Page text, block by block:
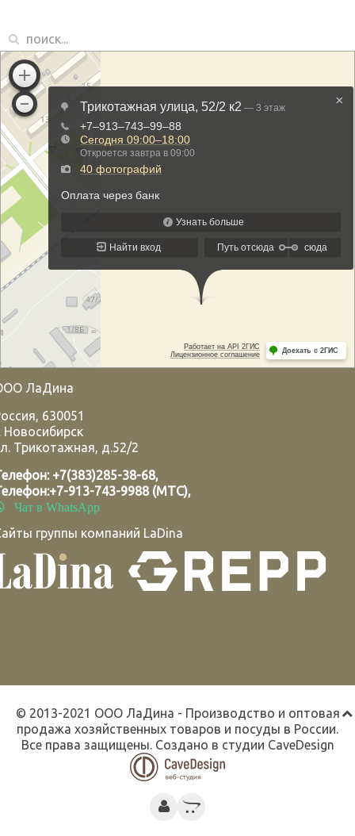
ЛаДина
630051
Новосибирск
Трикотажная, д.52/2
+7(383)285-38-68,
+7-913-743-9988 (МТС),
Чат в WhatsApp
группы компаний LaDina
© 2013-2021 ООО ЛаДина - Производство и оптовая
продажа хозяйственных товаров и посуды в России.
Все права защищены. Создано в студии CaveDesign